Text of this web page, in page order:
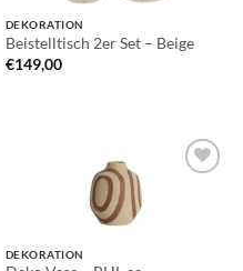
DEKORATION
Beistelltisch 2er Set – Beige
€149,00
DEKORATION